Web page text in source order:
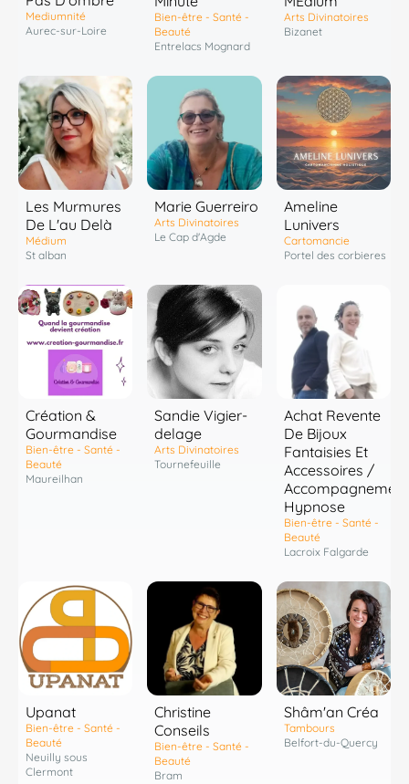
Mediumnité
Aurec-sur-Loire
Bien-être - Santé -
Beauté
Entrelacs Mognard
Arts Divinatoires
Bizanet
Les Murmures
De L'au Delà
Médium
St alban
Marie Guerreiro
Arts Divinatoires
Le Cap d'Agde
Ameline
Lunivers
Cartomancie
Portel des corbieres
Création &
Gourmandise
Bien-être - Santé -
Beauté
Maureilhan
Sandie Vigier-
delage
Arts Divinatoires
Tournefeuille
Achat Revente
De Bijoux
Fantaisies Et
Accessoires /
Accompagnement
Hypnose
Bien-être - Santé -
Beauté
Lacroix Falgarde
Upanat
Bien-être - Santé -
Beauté
Neuilly sous
Clermont
Christine
Conseils
Bien-être - Santé -
Beauté
Bram
Shâm'an Créa
Tambours
Belfort-du-Quercy